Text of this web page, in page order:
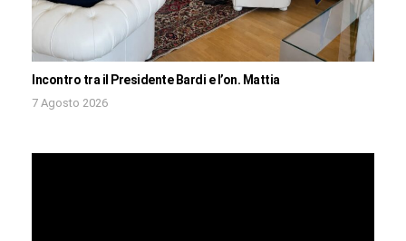
Incontro tra il Presidente Bardi e l’on. Mattia
7 Agosto 2026